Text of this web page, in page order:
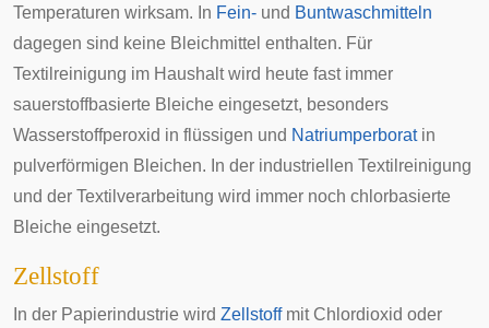
Temperaturen wirksam. In Fein- und Buntwaschmitteln
dagegen sind keine Bleichmittel enthalten. Für
Textilreinigung im Haushaltwird heute fast immer
sauerstoffbasierte Bleiche eingesetzt, besonders
Wasserstoffperoxid in flüssigen und Natriumperboratin
pulverförmigen Bleichen. In der industriellen Textilreinigung
und der Textilverarbeitung wird immer noch chlorbasierte
Bleiche eingesetzt.
Zellstoff
In der Papierindustrie wird Zellstoffmit Chlordioxid oder